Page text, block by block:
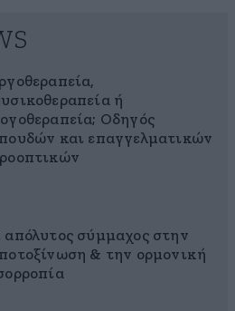
ή
Οδηγός
και επαγγελματικών
απόλυτος σύμμαχος στην
& την ορμονική